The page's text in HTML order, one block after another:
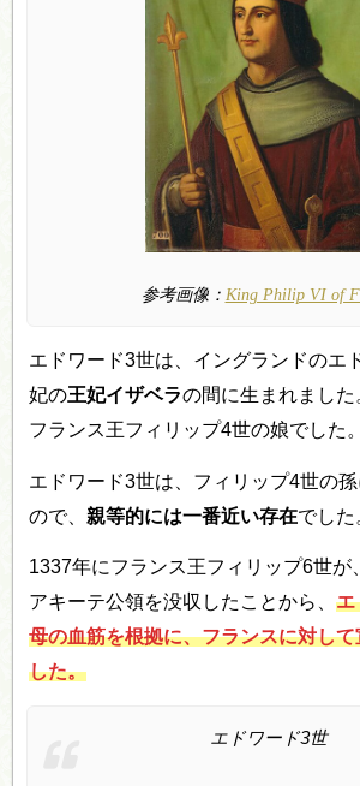
参考画像： King Philip VI of
エドワード3世は、イングランドのエ
妃の王妃イザベラの間に生まれました
フランス王フィリップ4世の娘でした。
エドワード3世は、フィリップ4世の
ので、親等的には一番近い存在でした
1337年にフランス王フィリップ6世が
アキーテ公領を没収したことから、エ
母の血筋を根拠に、フランスに対し
した。
エドワード3世